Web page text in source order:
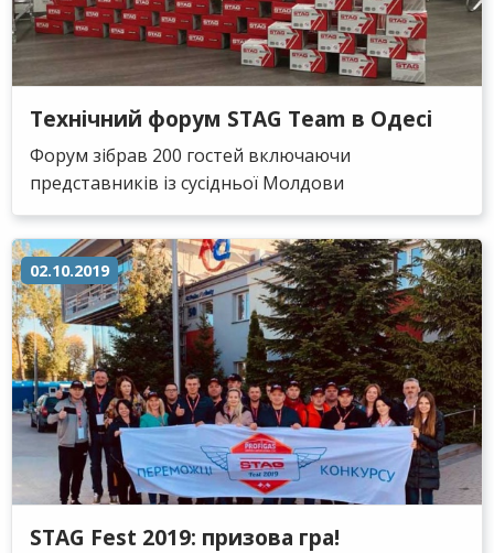
Технічний форум STAG Team в Одесі
Форум зібрав 200 гостей включаючи
представників із сусідньої Молдови
02.10.2019
STAG Fest 2019: призова гра!